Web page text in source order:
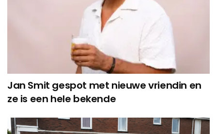
Jan Smit gespot met nieuwe vriendin en
ze is een hele bekende